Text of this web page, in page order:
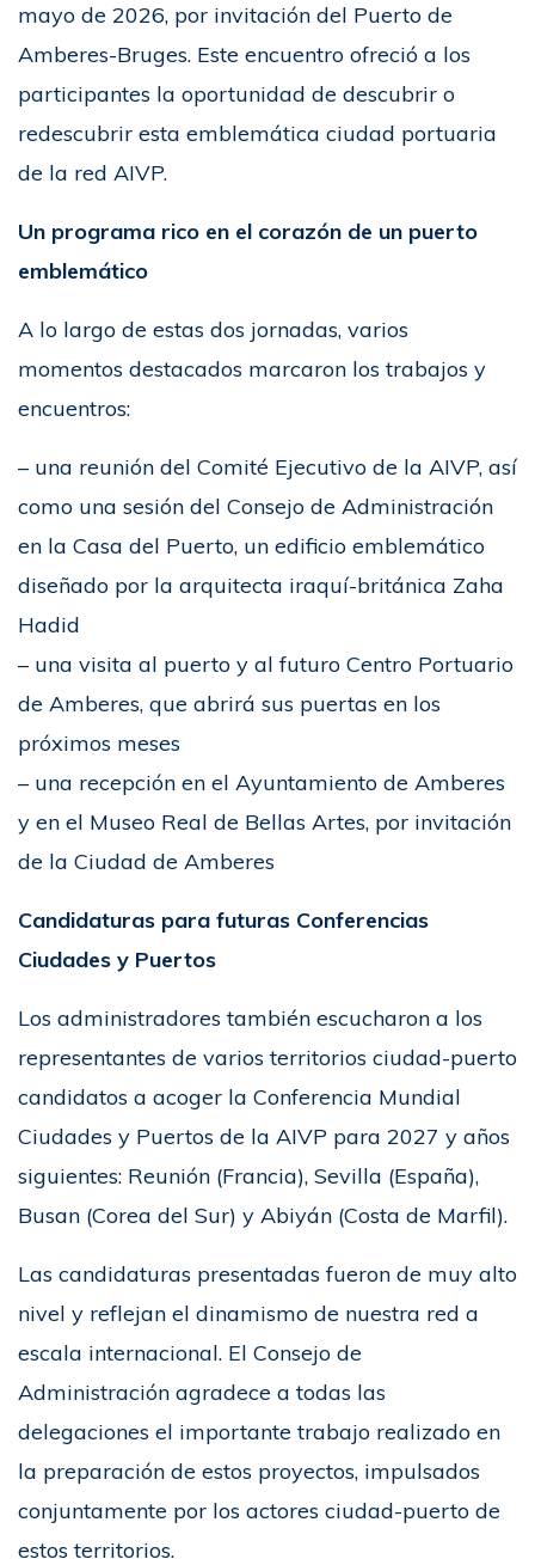
mayo de 2026, por invitación del Puerto de
Amberes-Bruges. Este encuentro ofreció a los
participantes la oportunidad de descubrir o
redescubrir esta emblemática ciudad portuaria
de la red AIVP.
Un programa rico en el corazón de un puerto
emblemático
A lo largo de estas dos jornadas, varios
momentos destacados marcaron los trabajos y
encuentros:
– una reunión del Comité Ejecutivo de la AIVP, así
como una sesión del Consejo de Administración
en la Casa del Puerto, un edificio emblemático
diseñado por la arquitecta iraquí-británica Zaha
Hadid
– una visita al puerto y al futuro Centro Portuario
de Amberes, que abrirá sus puertas en los
próximos meses
– una recepción en el Ayuntamiento de Amberes
y en el Museo Real de Bellas Artes, por invitación
de la Ciudad de Amberes
Candidaturas para futuras Conferencias
Ciudades y Puertos
Los administradores también escucharon a los
representantes de varios territorios ciudad-puerto
candidatos a acoger la Conferencia Mundial
Ciudades y Puertos de la AIVP para 2027 y años
siguientes: Reunión (Francia), Sevilla (España),
Busan (Corea del Sur) y Abiyán (Costa de Marfil).
Las candidaturas presentadas fueron de muy alto
nivel y reflejan el dinamismo de nuestra red a
escala internacional. El Consejo de
Administración agradece a todas las
delegaciones el importante trabajo realizado en
la preparación de estos proyectos, impulsados
conjuntamente por los actores ciudad-puerto de
estos territorios.